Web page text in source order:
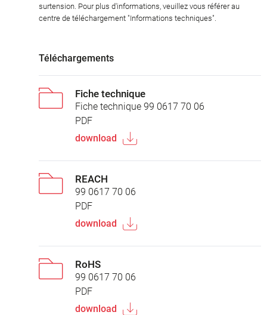
surtension. Pour plus d'informations, veuillez vous référer au
centre de téléchargement "Informations techniques".
Téléchargements
Fiche technique
Fiche technique 99 0617 70 06
PDF
download
REACH
99 0617 70 06
PDF
download
RoHS
99 0617 70 06
PDF
download